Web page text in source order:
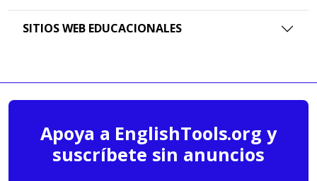
SITIOS WEB EDUCACIONALES
Apoya a EnglishTools.org y
suscríbete sin anuncios